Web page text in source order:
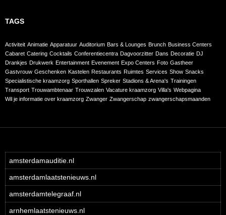
TAGS
Activiteit Animatie Apparatuur Auditorium Bars & Lounges Brunch Business Centers
Cabaret Catering Cocktails Conferentiecentra Dagvoorzitter Dans Decoratie DJ
Drankjes Drukwerk Entertainment Evenement Expo Centers Foto Gastheer
Gastvrouw Geschenken Kastelen Restaurants Ruimtes Services Show Snacks
Specialistische kraamzorg Sporthallen Spreker Stadions & Arena's Trainingen
Transport Trouwambtenaar Trouwzalen Vacature kraamzorg Villa's Webpagina
Wil je informatie over kraamzorg Zwanger Zwangerschap zwangerschapsmaanden
amsterdamauditie.nl
amsterdamlaatstenieuws.nl
amsterdamtelegraaf.nl
arnhemlaatstenieuws.nl